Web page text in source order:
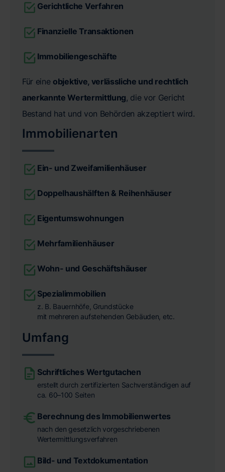
Gerichtliche Verfahren
Finanzielle Transaktionen
Immobiliengeschäfte
Für eine objektive, verlässliche und rechtlich
anerkannte Wertermittlung, die vor Gericht
Bestand hat und von Behörden akzeptiert wird.
Immobilienarten
Ein- und Zweifamilienhäuser
Doppelhaushälften & Reihenhäuser
Eigentumswohnungen
Mehrfamilienhäuser
Wohn- und Geschäftshäuser
Spezialimmobilien
z. B. Bauernhöfe, Grundstücke
mit mehreren aufstehenden Gebäuden, etc.
Umfang
Schriftliches Wertgutachen
erstellt durch zertifizierten Sachverständigen auf
ca. 60–100 Seiten
Berechnung des Immobilienwertes
nach den gesetzlich vorgeschriebenen
Wertermittlungsverfahren
Bild- und Textdokumentation